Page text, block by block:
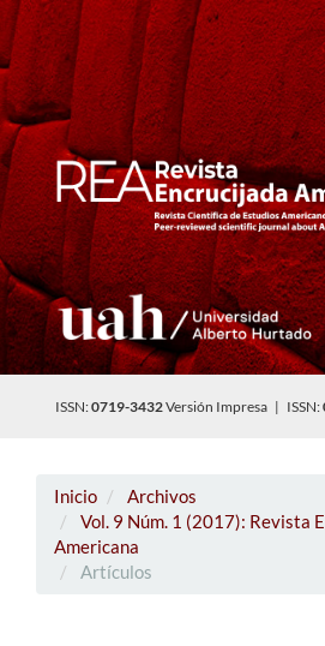
Navegación
principal
Contenido
principal
Barra
lateral
ISSN:0719-3432Versión Impresa | ISSN:
Inicio
Archivos
Vol. 9 Núm. 1 (2017): Revista
Americana
Artículos